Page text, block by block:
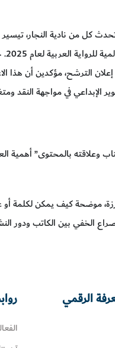
كل من نادية النجار،
الترشح، مؤكدين أن هذا
في مواجهة النقد
وعلاقته بالمحتوى” أهمية
موضحة كيف يمكن لكلمة
الخفي بين الكاتب ودور
الرقمي